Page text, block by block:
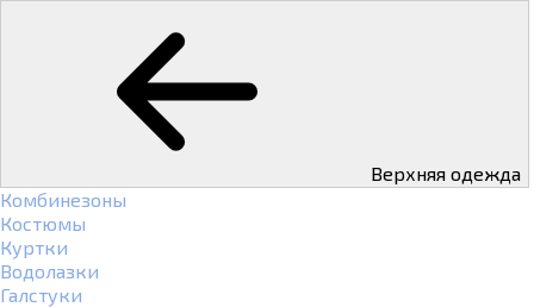
Верхняя одежда
Комбинезоны
Костюмы
Куртки
Водолазки
Галстуки